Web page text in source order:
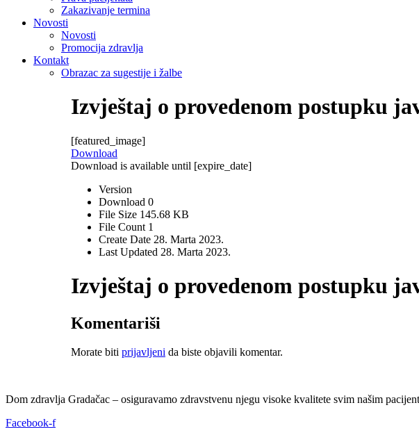
Zakazivanje termina
Novosti
Novosti
Promocija zdravlja
Kontakt
Obrazac za sugestije i žalbe
Izvještaj o provedenom postupku
[featured_image]
Download
Download is available until [expire_date]
Version
Download 0
File Size 145.68 KB
File Count 1
Create Date 28. Marta 2023.
Last Updated 28. Marta 2023.
Izvještaj o provedenom postupku
Komentariši
Morate biti prijavljeni da biste objavili komentar.
Dom zdravlja Gradačac – osiguravamo zdravstvenu njegu visoke kvalitete svim našim
Facebook-f